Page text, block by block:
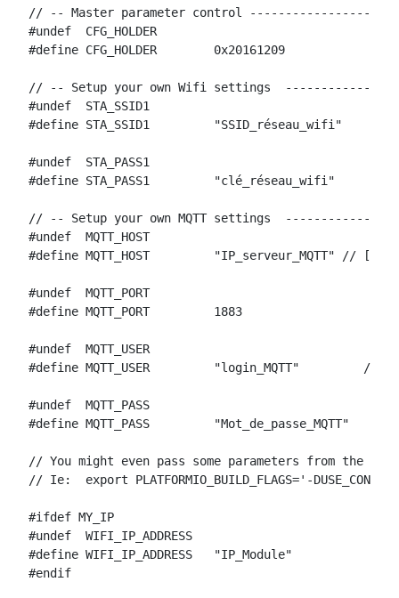
// -- Master parameter control --------------------
#undef  CFG_HOLDER
#define CFG_HOLDER        0x20161209             //
// -- Setup your own Wifi settings  ---------------
#undef  STA_SSID1
#define STA_SSID1         "SSID_réseau_wifi"
#undef  STA_PASS1
#define STA_PASS1         "clé_réseau_wifi"     //
// -- Setup your own MQTT settings  ---------------
#undef  MQTT_HOST
#define MQTT_HOST         "IP_serveur_MQTT" //
#undef  MQTT_PORT
#define MQTT_PORT         1883                   //
#undef  MQTT_USER
#define MQTT_USER         "login_MQTT"         //
#undef  MQTT_PASS
#define MQTT_PASS         "Mot_de_passe_MQTT"
// You might even pass some parameters from
// Ie:  export PLATFORMIO_BUILD_FLAGS='-
#ifdef MY_IP
#undef  WIFI_IP_ADDRESS
#define WIFI_IP_ADDRESS   "IP_Module"
#endif